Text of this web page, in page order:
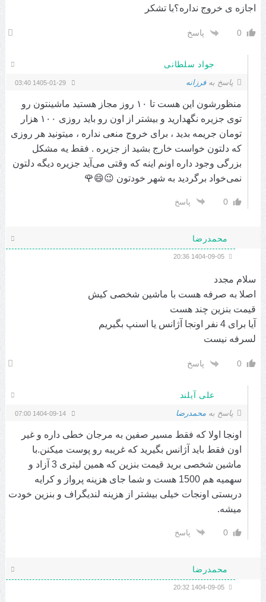
اجازه ی خروج نداره؟با تشکر
0 پاسخ
جواد سلطانی
پاسخ بهفرزانه 1405-01-29 03:40
منظورشون این هست تا ۱۰ روز مجاز هستید ماشینتون رو
توی جزیره نگهدارید و بیشتر از اون رو باید روزی ۱۰۰ هزار
تومان جریمه بدید ، برای خروج منعی نداره ، میتونید هر روزی
که دلتون خواست خارج بشید از جزیره . فقط یه مشکل
بزرگی وجود داره اونم اینه که وقتی می‌آید جزیره دیگه دلتون
نمی‌خواد برگردید به شهر خودتون 😉😄🌹
0 پاسخ
محمدرضا
سلام مجدد
اصلا به صرفه هست با ماشین شخصی کیش
قیمت بنزین چند هست
آیا برای 4 نفر اونجا آژانس یا اسنپ بگیریم
لسرفه نیست
0 پاسخ
علی آیلند
پاسخ به محمدرضا 1404-09-14 07:00
اونجا اولا که فقط مسیر صفین به مرجان خطی داره و غیر
اون فقط باید آژانس بگیرید که غریبه رو پوست میکنن.با
ماشین شخصی برید قیمت بنزین که همین لیتری 3 آزاد و
سهمیه هم 1500 هست و شما جای هزینه پرواز و کرایه
دربستی اونجات خیلی بیشتر از هزینه لندیگراف و بنزین خودت
میشه.
0 پاسخ
محمدرضا